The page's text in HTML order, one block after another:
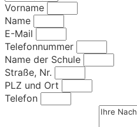
Vorname
Name
E-Mail
Telefonnummer
Name der Schule
Straße, Nr.
PLZ und Ort
Telefon